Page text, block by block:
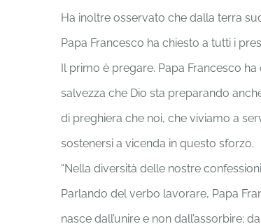
Ha inoltre osservato che dalla terra
Papa Francesco ha chiesto a tutti i
Il primo è pregare. Papa Francesco
salvezza che Dio sta preparando
di preghiera che noi, che viviamo a
sostenersi a vicenda in questo sforzo.
“Nella diversità delle nostre
Parlando del verbo lavorare, Papa
nasce dall’unire e non dall’assorbire;